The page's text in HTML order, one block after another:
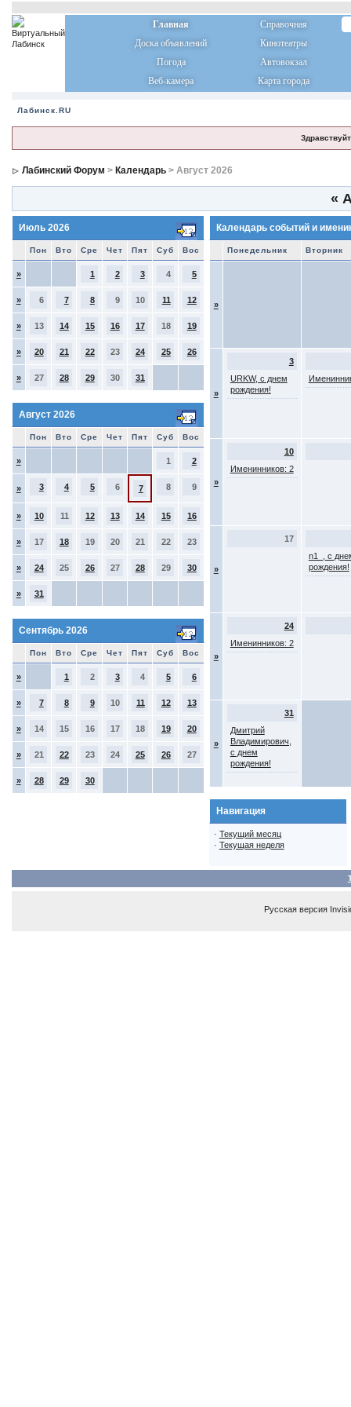
Главная
Справочная
Доска объявлений
Кинотеатры
Погода
Автовокзал
Веб-камера
Карта города
Лабинск.RU
Лабинский Форум > Календарь> Август 2026
«
Июль 2026
Пон Вто Сре Чет Пят Суб Вос
» 1 2 3 4 5
» 6 7 8 9 10 11 12
» 13 14 15 16 17 18 19
» 20 21 22 23 24 25 26
» 27 28 29 30 31
Август 2026
Пон Вто Сре Чет Пят Суб Вос
» 1 2
» 3 4 5 6 7 8 9
» 10 11 12 13 14 15 16
» 17 18 19 20 21 22 23
» 24 25 26 27 28 29 30
» 31
Сентябрь 2026
Пон Вто Сре Чет Пят Суб Вос
» 1 2 3 4 5 6
» 7 8 9 10 11 12 13
» 14 15 16 17 18 19 20
» 21 22 23 24 25 26 27
» 28 29 30
Календарь событий и
Понедельник Вторник
»
»
3
URKW, с днем
рождения!
»
10
Именинников: 2
»
17
n1_, с
рождения!
»
24
Именинников: 2
»
31
Дмитрий
Владимирович,
с днем
рождения!
Навигация
· Текущий месяц
· Текущая неделя
Русская версия